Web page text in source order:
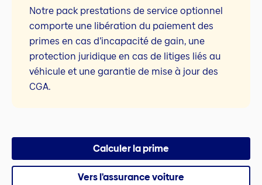
Notre pack prestations de service optionnel
comporte une libération du paiement des
primes en cas d’incapacité de gain, une
protection juridique en cas de litiges liés au
véhicule et une garantie de mise à jour des
CGA.
Calculer la prime
Vers l'assurance voiture